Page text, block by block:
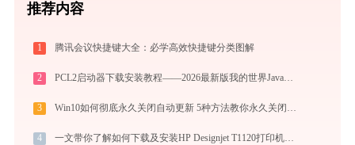
推荐内容
1 腾讯会议快捷键大全：必学高效快捷键分类图解
2 PCL2启动器下载安装教程——2026最新版我的世界Java版启动器配置指南
3 Win10如何彻底永久关闭自动更新 5种方法教你永久关闭win10自动更新
4 一文带你了解如何下载及安装HP Designjet T1120打印机驱动